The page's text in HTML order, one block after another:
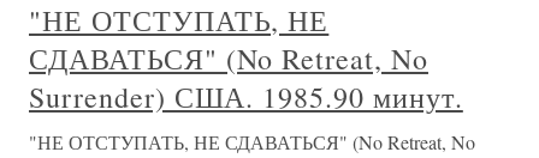
"НЕ ОТСТУПАТЬ, НЕ
СДАВАТЬСЯ" (No Retreat, No
Surrender) США. 1985.90 минут.
"НЕ ОТСТУПАТЬ, НЕ СДАВАТЬСЯ" (No Retreat, No